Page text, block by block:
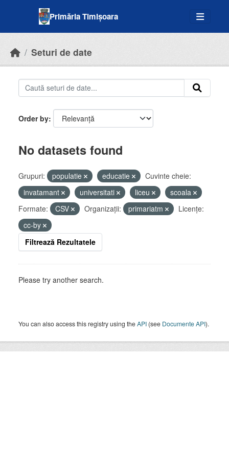
Primăria Timișoara
Seturi de date
Order by
No datasets found
Grupuri: populatie educatie
Cuvinte cheie:
invatamant
universitati liceu
scoala
Formate:
CSV Organizații: primariatm
Licenţe:
cc-by
Filtrează Rezultatele
Please try another search.
You can also access this registry using theAPI (see Documente API).